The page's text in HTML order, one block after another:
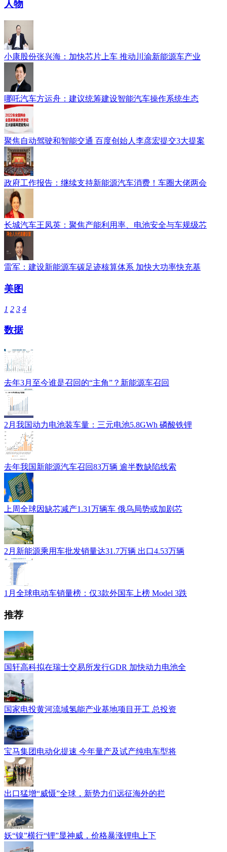
人物
小康股份张兴海：加快芯片上车 推动川渝新能源车产业
哪吒汽车方运舟：建议统筹建设智能汽车操作系统生态
聚焦自动驾驶和智能交通 百度创始人李彦宏提交3大提案
政府工作报告：继续支持新能源汽车消费！车圈大佬两会
长城汽车王凤英：聚焦产能利用率、电池安全与车规级芯
雷军：建设新能源车碳足迹核算体系 加快大功率快充基
美图
1 2 3 4
数据
去年3月至今谁是召回的“主角”？新能源车召回
2月我国动力电池装车量：三元电池5.8GWh 磷酸铁锂
去年我国新能源汽车召回83万辆 逾半数缺陷线索
上周全球因缺芯减产1.31万辆车 俄乌局势或加剧芯
2月新能源乘用车批发销量达31.7万辆 出口4.53万辆
1月全球电动车销量榜：仅3款外国车上榜 Model 3跌
推荐
国轩高科拟在瑞士交易所发行GDR 加快动力电池全
国家电投黄河流域氢能产业基地项目开工 总投资
宝马集团电动化提速 今年量产及试产纯电车型将
出口猛增“威慑”全球，新势力们远征海外的拦
妖“镍”横行“锂”显神威，价格暴涨锂电上下